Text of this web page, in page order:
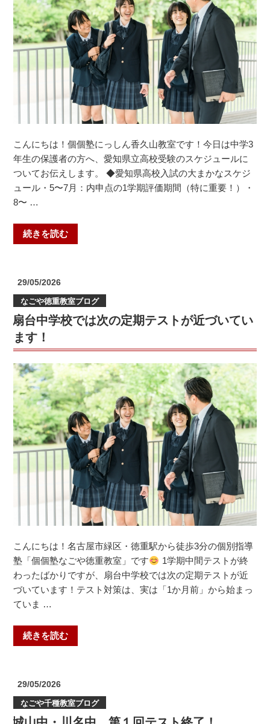
り
１
か
月
し
の
こんにちは！個個塾にっしん香久山教室です！今日は中学3
年生の保護者の方へ、愛知県立高校受験のスケジュールに
ついてお伝えします。 ◆愛知県高校入試の大まかなスケジ
ュール・5〜7月：内申点の1学期評価期間（特に重要！）・
8〜 …
“愛
知
校
受
験
の
ス
ケ
ジ
ュ
ー
ル”
の
続きを読む
投
日:
29/05/2026
なごや徳重教室ブログ
扇台中学校では次の定期テストが近づいてい
ます！
こんにちは！名古屋市緑区・徳重駅から徒歩3分の個別指導
塾「個個塾なごや徳重教室」です
1学期中間テストが終
わったばかりですが、扇台中学校では次の定期テストが近
づいています！テスト対策は、実は「1か月前」から始まっ
ていま …
“扇
台
で
は
続きを読む
投
日:
29/05/2026
なごや千種教室ブログ